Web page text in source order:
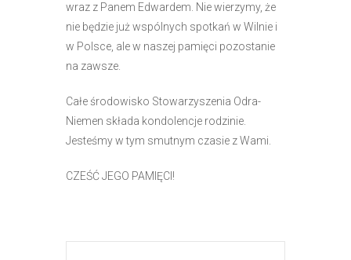
wraz z Panem Edwardem. Nie wierzymy, że
nie będzie już wspólnych spotkań w Wilnie i
w Polsce, ale w naszej pamięci pozostanie
na zawsze.
Całe środowisko Stowarzyszenia Odra-
Niemen składa kondolencje rodzinie.
Jesteśmy w tym smutnym czasie z Wami.
CZEŚĆ JEGO PAMIĘCI!